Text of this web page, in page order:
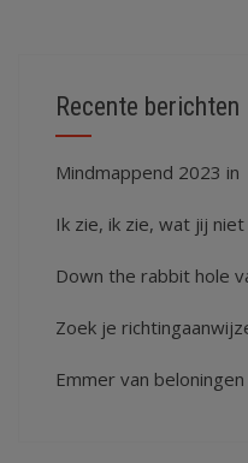
Recente berichten
Mindmappend 2023 in
Ik zie, ik zie, wat jij
Down the rabbit hole
Zoek je
Emmer van beloningen